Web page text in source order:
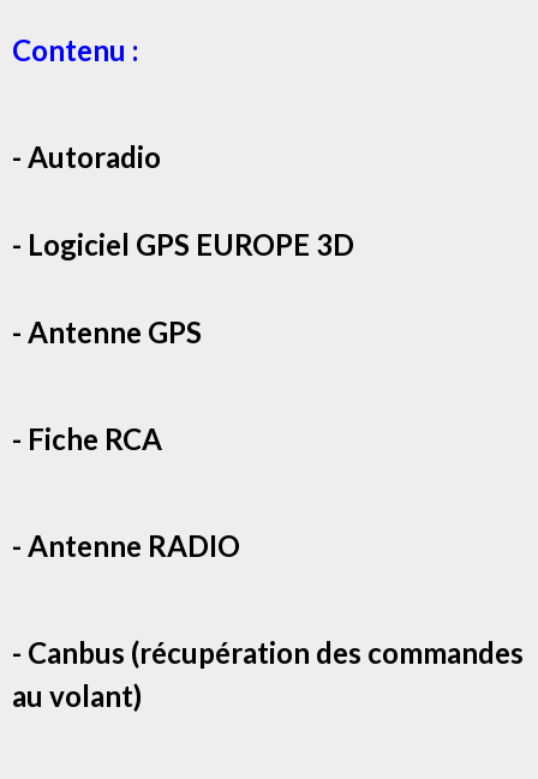
Contenu :
- Autoradio
- Logiciel GPS EUROPE 3D
- Antenne GPS
- Fiche RCA
- Antenne RADIO
- Canbus (récupération des commandes
au volant)